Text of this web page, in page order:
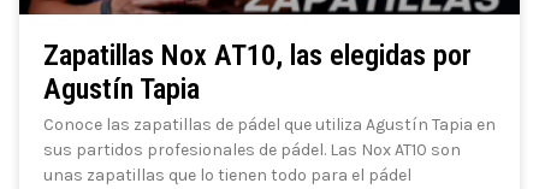
Zapatillas Nox AT10, las elegidas por
Agustín Tapia
Conoce las zapatillas de pádel que utiliza Agustín Tapia en
sus partidos profesionales de pádel. Las Nox AT10 son
unas zapatillas que lo tienen todo para el pádel